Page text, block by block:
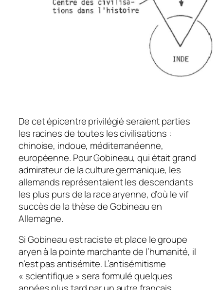
De cet épicentre privilégié seraient parties
les racines de toutes les civilisations :
chinoise, indoue, méditerranéenne,
européenne. Pour Gobineau, qui était grand
admirateur de la culture germanique, les
allemands représentaient les descendants
les plus purs de la race aryenne, d’où le vif
succès de la thèse de Gobineau en
Allemagne.
Si Gobineau est raciste et place le groupe
aryen à la pointe marchante de l’humanité, il
n’est pas antisémite. L’antisémitisme
« scientifique » sera formulé quelques